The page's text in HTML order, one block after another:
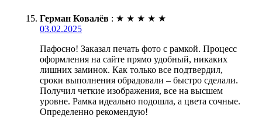
Герман Ковалёв : ★ ★ ★ ★ ★
03.02.2025
Пафосно! Заказал печать фото с рамкой. Процесс
оформления на сайте прямо удобный, никаких
лишних заминок. Как только все подтвердил,
сроки выполнения обрадовали – быстро сделали.
Получил четкие изображения, все на высшем
уровне. Рамка идеально подошла, а цвета сочные.
Определенно рекомендую!